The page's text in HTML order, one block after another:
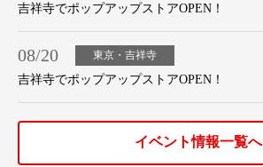
吉祥寺でポップアップストアOPEN！
08/20 東京・吉祥寺
吉祥寺でポップアップストアOPEN！
イベント情報一覧へ